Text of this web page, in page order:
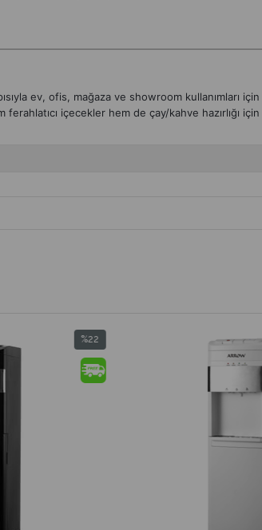
ev, ofis, mağaza ve showroom
ferahlatıcı içecekler hem de çay/kahve hazırlığı